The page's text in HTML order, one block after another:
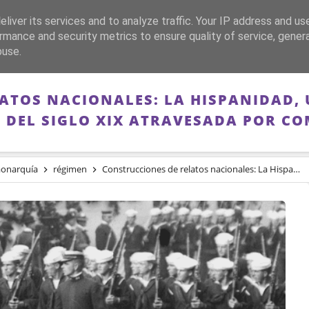
FRANQUISMO GUERRA DE ESPAÑA MEMORIA
NACIONALES: LA
DEL SIGLO XIX ATRAVESADA POR
régimen Construcciones de relatos nacionales: La Hispanidad, una fiesta inventada a finales del siglo XIX atravesada por complejos
its services and to analyze traffic. Your IP address and
and security metrics to ensure quality of service,